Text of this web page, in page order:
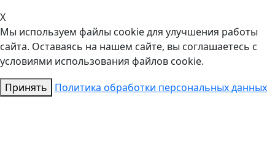
X
Мы используем файлы cookie для улучшения работы
сайта. Оставаясь на нашем сайте, вы соглашаетесь с
условиями использования файлов cookie.
Принять
Политика обработки персональных данных